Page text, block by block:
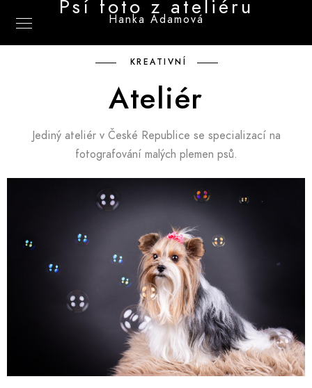
Psí foto z ateliéru
Hanka Adamová
KREATIVNÍ
Ateliér
Jediný ateliér v České Republice se specializací na
fotografování malých plemen psů.